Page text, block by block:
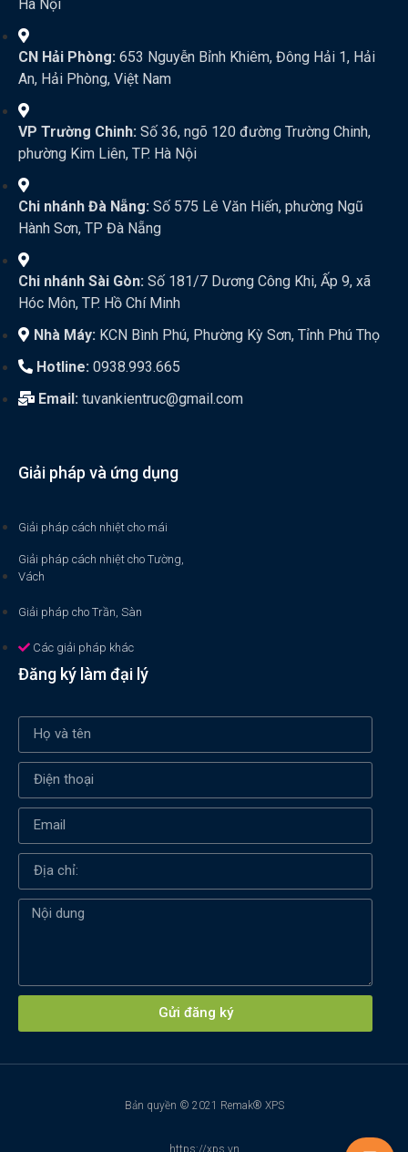
Hà Nội
CN Hải Phòng: 653 Nguyễn Bỉnh Khiêm, Đông Hải 1, Hải
An, Hải Phòng, Việt Nam
VP Trường Chinh: Số 36, ngõ 120 đường Trường Chinh,
phường Kim Liên, TP. Hà Nội
Chi nhánh Đà Nẵng: Số 575 Lê Văn Hiến, phường Ngũ
Hành Sơn, TP Đà Nẵng
Chi nhánh Sài Gòn: Số 181/7 Dương Công Khi, Ấp 9, xã
Hóc Môn, TP. Hồ Chí Minh
Nhà Máy: KCN Bình Phú, Phường Kỳ Sơn, Tỉnh Phú Thọ
Hotline: 0938.993.665
Email: tuvankientruc@gmail.com
Giải pháp và ứng dụng
Giải pháp cách nhiệt cho mái
Giải pháp cách nhiệt cho Tường,
Vách
Giải pháp cho Trần, Sàn
Các giải pháp khác
Đăng ký làm đại lý
Gửi đăng ký
Bản quyền © 2021 Remak® XPS
https://xps.vn
Xin chào! Em là chuyên
+